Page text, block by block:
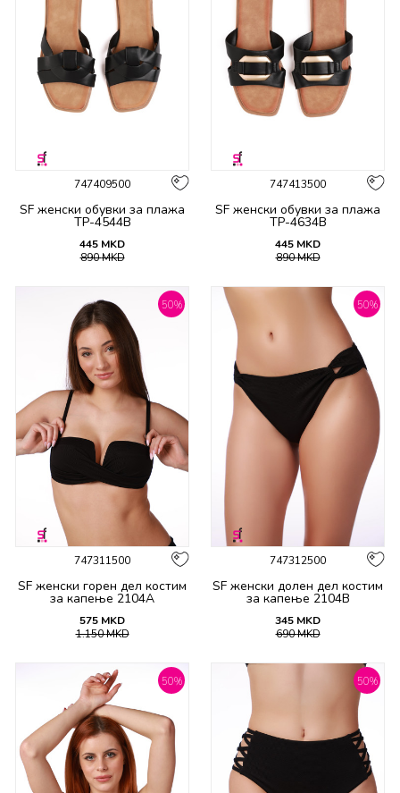
747409500
SF женски обувки за плажа
TP-4544B
445 MKD
890MKD
747413500
SF женски обувки за плажа
TP-4634B
445 MKD
890MKD
50%
747311500
SF женски горeн дел костим
за капење 2104A
575 MKD
1.150MKD
50%
747312500
SF женски долен дел костим
за капење 2104B
345 MKD
690MKD
50% 50%